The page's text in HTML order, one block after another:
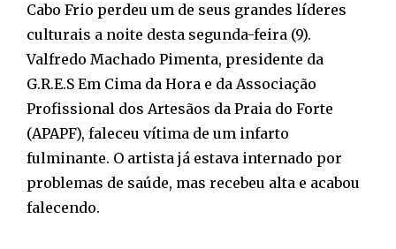
Cabo Frio perdeu um de seus grandes líderes
culturais a noite desta segunda-feira (9).
Valfredo Machado Pimenta, presidente da
G.R.E.S Em Cima da Hora e da Associação
Profissional dos Artesãos da Praia do Forte
(APAPF), faleceu vítima de um infarto
fulminante. O artista já estava internado por
problemas de saúde, mas recebeu alta e acabou
falecendo.